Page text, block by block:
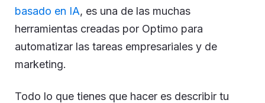
basado en IA, es una de las muchas
herramientas creadas por Optimo para
automatizar las tareas empresariales y de
marketing.
Todo lo que tienes que hacer es describir tu